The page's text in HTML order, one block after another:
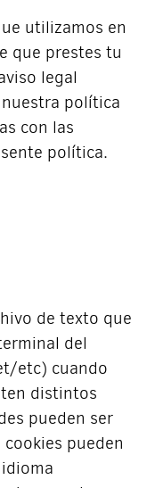
utilizamos en
que prestes tu
legal
política
con las
política.
de texto que
del
etc) cuando
distintos
pueden ser
pueden